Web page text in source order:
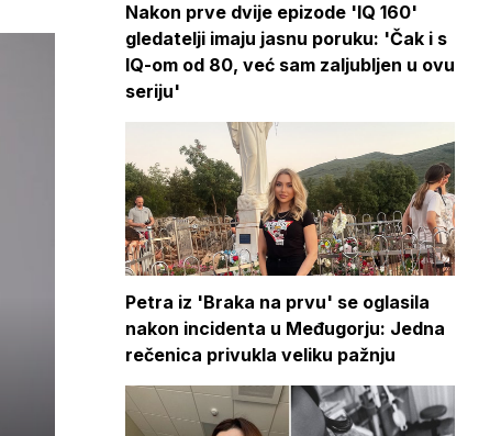
Nakon prve dvije epizode 'IQ 160'
gledatelji imaju jasnu poruku: 'Čak i s
IQ-om od 80, već sam zaljubljen u ovu
seriju'
Petra iz 'Braka na prvu' se oglasila
nakon incidenta u Međugorju: Jedna
rečenica privukla veliku pažnju